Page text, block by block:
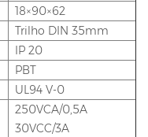
18×90×62
Trilho DIN 35mm
IP 20
PBT
UL94 V-0
250VCA/0,5A
30VCC/3A